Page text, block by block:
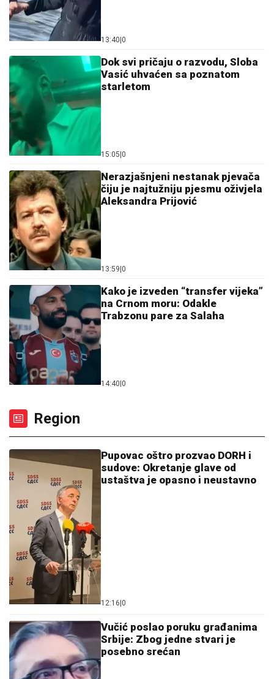
13:40 0
Dok svi pričaju o razvodu, Sloba
Vasić uhvaćen sa poznatom
starletom
15:05 0
Nerazjašnjeni nestanak pjevača
čiju je najtužniju pjesmu oživjela
Aleksandra Prijović
13:59 0
Kako je izveden “transfer vijeka”
na Crnom moru: Odakle
Trabzonu pare za Salaha
14:40 0
Region
Pupovac oštro prozvao DORH i
sudove: Okretanje glave od
ustaštva je opasno i neustavno
12:16 0
Vučić poslao poruku građanima
Srbije: Zbog jedne stvari je
posebno srećan